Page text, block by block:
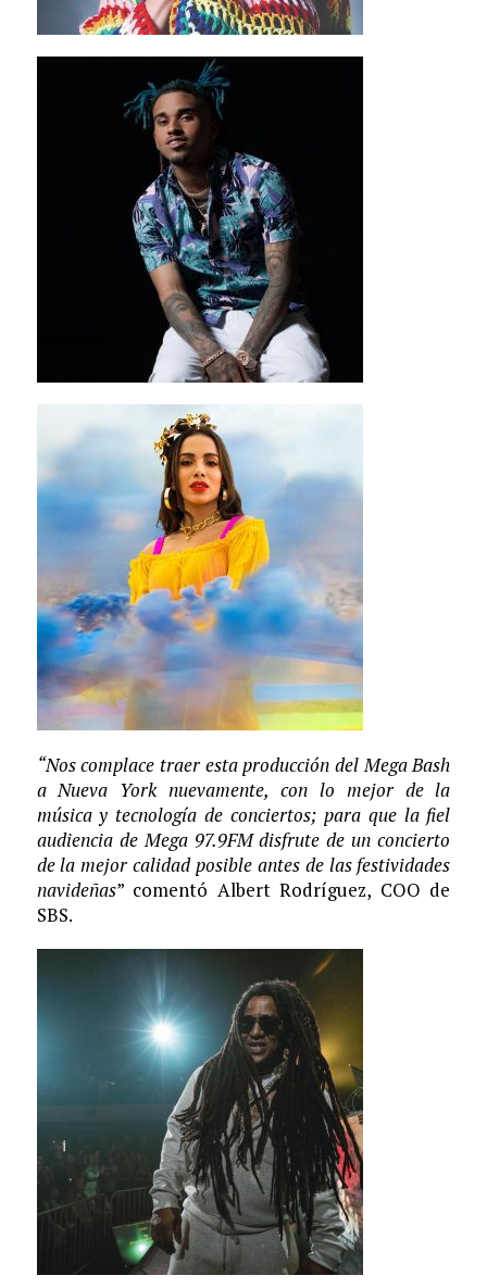
“Nos complace traer esta producción del Mega Bash
a Nueva York nuevamente, con lo mejor de la
música y tecnología de conciertos; para que la fiel
audiencia de Mega 97.9FM disfrute de un concierto
de la mejor calidad posible antes de las festividades
navideñas” comentó Albert Rodríguez, COO de
SBS.